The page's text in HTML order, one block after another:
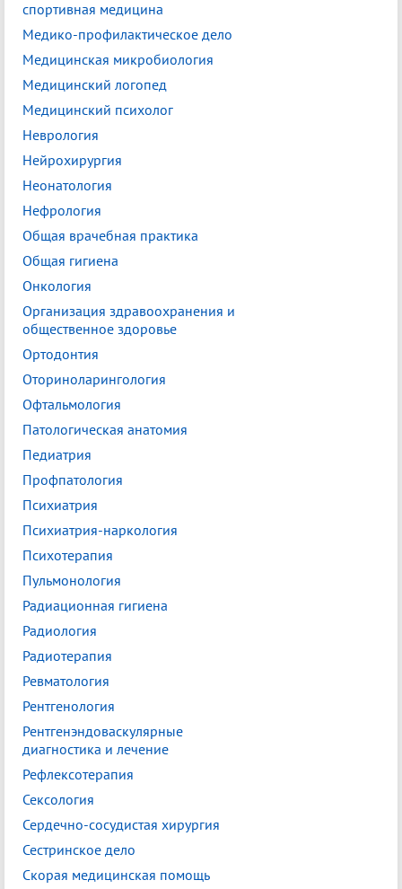
спортивная медицина
Медико-профилактическое дело
Медицинская микробиология
Медицинский логопед
Медицинский психолог
Неврология
Нейрохирургия
Неонатология
Нефрология
Общая врачебная практика
Общая гигиена
Онкология
Организация здравоохранения и
общественное здоровье
Ортодонтия
Оториноларингология
Офтальмология
Патологическая анатомия
Педиатрия
Профпатология
Психиатрия
Психиатрия-наркология
Психотерапия
Пульмонология
Радиационная гигиена
Радиология
Радиотерапия
Ревматология
Рентгенология
Рентгенэндоваскулярные
диагностика и лечение
Рефлексотерапия
Сексология
Сердечно-сосудистая хирургия
Сестринское дело
Скорая медицинская помощь